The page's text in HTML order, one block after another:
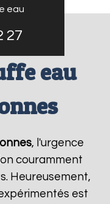
eau
27
eau
, l'urgence
couramment
Heureusement,
est